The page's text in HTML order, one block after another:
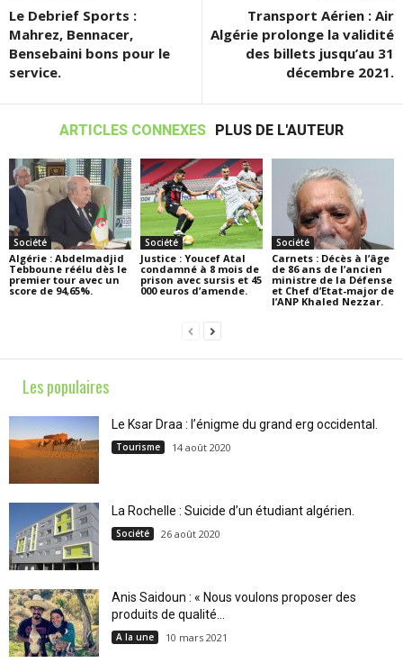
Le Debrief Sports :
Mahrez, Bennacer,
Bensebaini bons pour le
service.
Transport Aérien : Air
Algérie prolonge la validité
des billets jusqu’au 31
décembre 2021.
ARTICLES CONNEXES PLUS DE L'AUTEUR
Société
Algérie : Abdelmadjid
Tebboune réélu dès le
premier tour avec un
score de 94,65%.
Société
Justice : Youcef Atal
condamné à 8 mois de
prison avec sursis et 45
000 euros d’amende.
Société
Carnets : Décès à l’âge
de 86 ans de l’ancien
ministre de la Défense
et Chef d’Etat-major de
l’ANP Khaled Nezzar.
Les populaires
Le Ksar Draa : l’énigme du grand erg occidental.
Tourisme 14 août 2020
La Rochelle : Suicide d’un étudiant algérien.
Société 26 août 2020
Anis Saidoun : « Nous voulons proposer des
produits de qualité...
A la une 10 mars 2021